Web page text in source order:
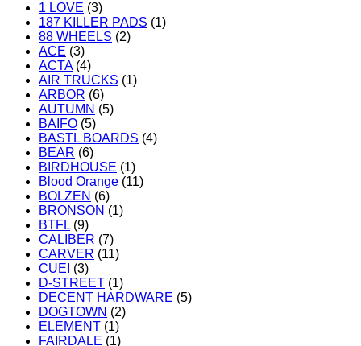
1 LOVE (3)
187 KILLER PADS (1)
88 WHEELS (2)
ACE (3)
ACTA (4)
AIR TRUCKS (1)
ARBOR (6)
AUTUMN (5)
BAIFO (5)
BASTL BOARDS (4)
BEAR (6)
BIRDHOUSE (1)
Blood Orange (11)
BOLZEN (6)
BRONSON (1)
BTFL (9)
CALIBER (7)
CARVER (11)
CUEI (3)
D-STREET (1)
DECENT HARDWARE (5)
DOGTOWN (2)
ELEMENT (1)
FAIRDALE (1)